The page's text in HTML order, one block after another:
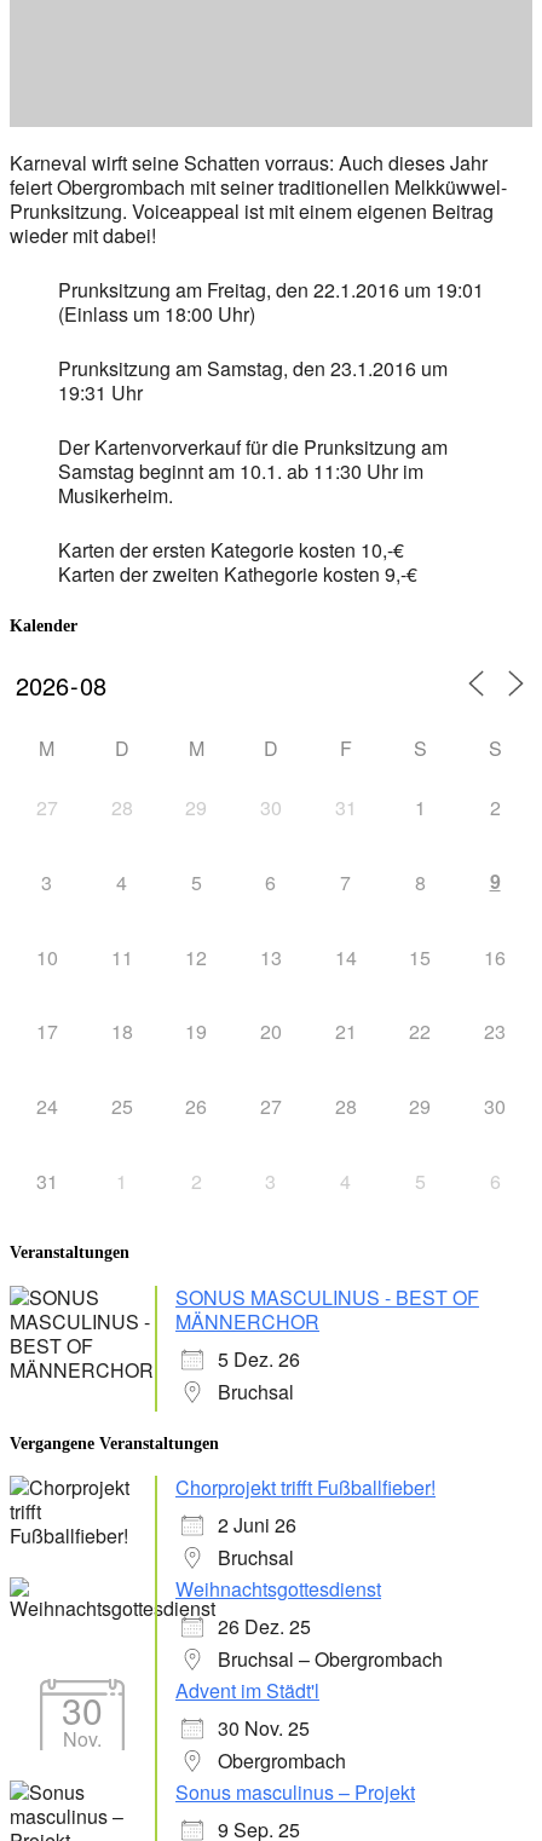
Karneval wirft seine Schatten vorraus: Auch dieses Jahr
feiert Obergrombach mit seiner traditionellen Melkküwwel-
Prunksitzung. Voiceappeal ist mit einem eigenen Beitrag
wieder mit dabei!
Prunksitzung am Freitag, den 22.1.2016 um 19:01
(Einlass um 18:00 Uhr)
Prunksitzung am Samstag, den 23.1.2016 um
19:31 Uhr
Der Kartenvorverkauf für die Prunksitzung am
Samstag beginnt am 10.1. ab 11:30 Uhr im
Musikerheim.
Karten der ersten Kategorie kosten 10,-€
Karten der zweiten Kathegorie kosten 9,-€
Kalender
M D M D F S S
27 28 29 30 31 1 2
3 4 5 6 7 8 9
10 11 12 13 14 15 16
17 18 19 20 21 22 23
24 25 26 27 28 29 30
31 1 2 3 4 5 6
Veranstaltungen
SONUS MASCULINUS - BEST OF
MÄNNERCHOR
5 Dez. 26
Bruchsal
Vergangene Veranstaltungen
Chorprojekt trifft Fußballfieber!
2 Juni 26
Bruchsal
Weihnachtsgottesdienst
26 Dez. 25
Bruchsal – Obergrombach
30
Nov.
Advent im Städt'l
30 Nov. 25
Obergrombach
Sonus masculinus – Projekt
9 Sep. 25